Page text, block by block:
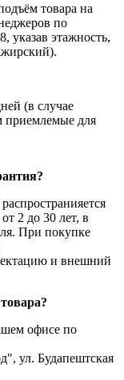
товара на
по
указав этажность,
(в случае
приемлемые для
2 до 30 лет, в
При покупке
и внешний
офисе по
ул. Будапештская